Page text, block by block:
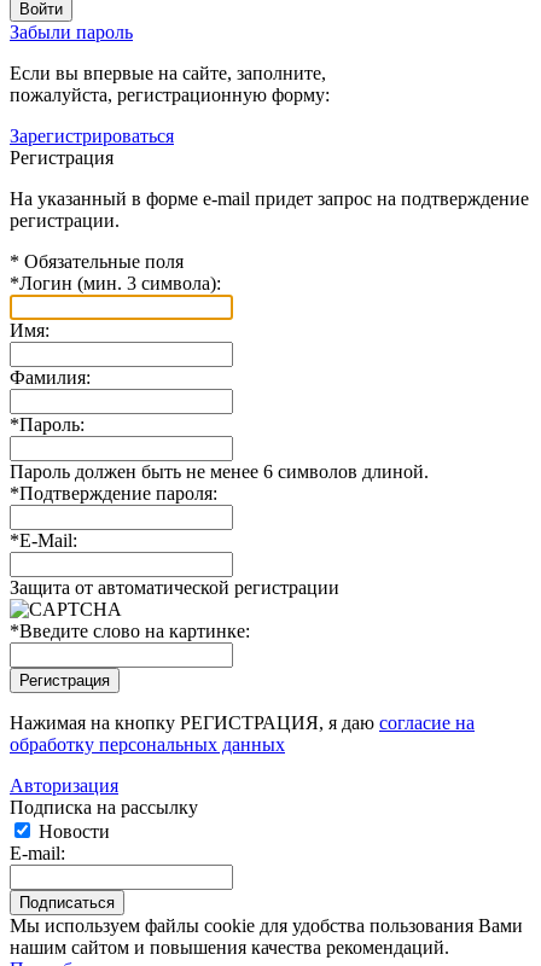
Забыли пароль
Если вы впервые на сайте, заполните,
пожалуйста, регистрационную форму:
Зарегистрироваться
Регистрация
На указанный в форме e-mail придет запрос на подтверждение
регистрации.
* Обязательные поля
*Логин (мин. 3 символа):
Имя:
Фамилия:
*Пароль:
Пароль должен быть не менее 6 символов длиной.
*Подтверждение пароля:
*E-Mail:
Защита от автоматической регистрации
*Введите слово на картинке:
Нажимая на кнопку РЕГИСТРАЦИЯ, я даю согласие на
обработку персональных данных
Авторизация
Подписка на рассылку
Новости
E-mail:
Мы используем файлы cookie для удобства пользования Вами
нашим сайтом и повышения качества рекомендаций.